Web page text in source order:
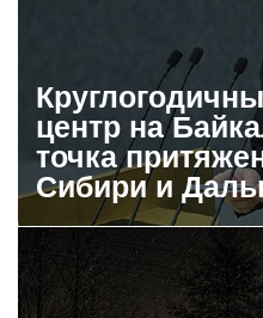
центр на
точка
Сибири и